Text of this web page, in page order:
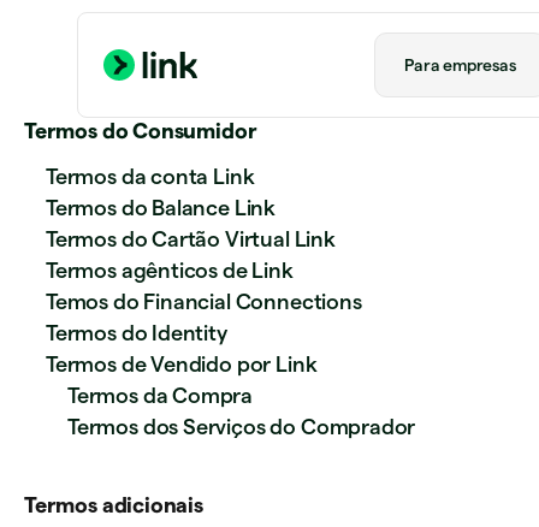
Para empresas​
Termos do Consumidor
Termos da conta Link
Termos do Balance Link
Termos do Cartão Virtual Link
Termos agênticos de Link
Temos do Financial Connections
Termos do Identity
Termos de Vendido por Link
Termos da Compra
Termos dos Serviços do Comprador
Termos adicionais